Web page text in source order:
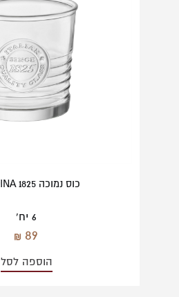
כוס נמוכה OFFICINA 1825
6 יח'
89
הוספה לסל